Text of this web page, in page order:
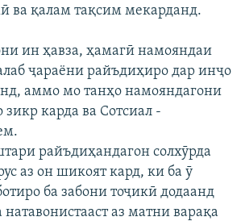
ва қалам тақсим мекарданд.
ин ҳавза, ҳамагӣ намояндаи
ҷараёни райъдиҳиро дар инҷо
аммо мо танҳо намояндагони
зикр карда ва Сотсиал -
райъдиҳандагон солхӯрда
аз он шикоят кард, ки ба ӯ
ба забони тоҷикӣ додаанд
аз матни варақа